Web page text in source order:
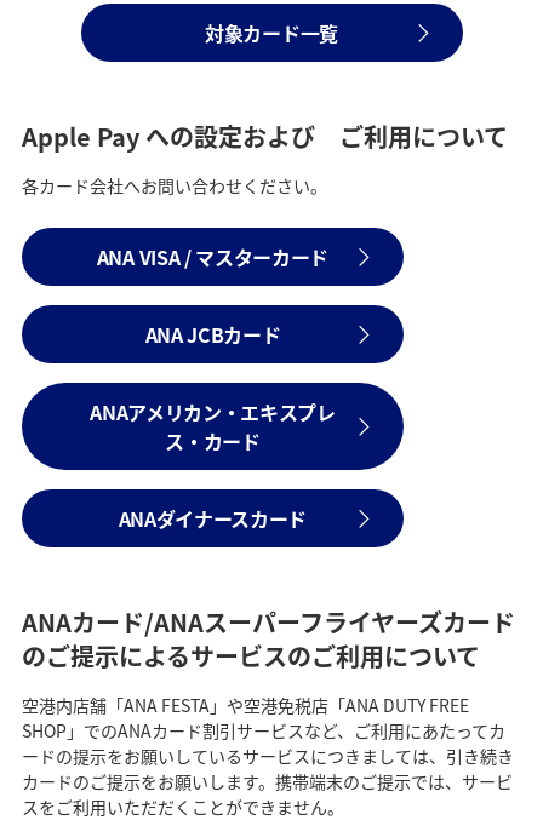
対象カード一覧
Apple Pay への設定および ご利用について
各カード会社へお問い合わせください。
ANA VISA / マスターカード
ANA JCBカード
ANAアメリカン・エキスプレ
ス・カード
ANAダイナースカード
ANAカード/ANAスーパーフライヤーズカード
のご提示によるサービスのご利用について
空港内店舗「ANA FESTA」や空港免税店「ANA DUTY FREE
SHOP」でのANAカード割引サービスなど、ご利用にあたってカ
ードの提示をお願いしているサービスにつきましては、引き続き
カードのご提示をお願いします。携帯端末のご提示では、サービ
スをご利用いただだくことができません。